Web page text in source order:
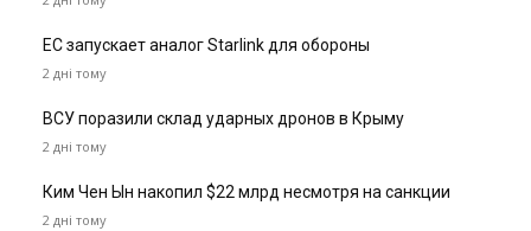
ЕС запускает аналог Starlink для обороны
2 дні тому
ВСУ поразили склад ударных дронов в Крыму
2 дні тому
Ким Чен Ын накопил $22 млрд несмотря на санкции
2 дні тому